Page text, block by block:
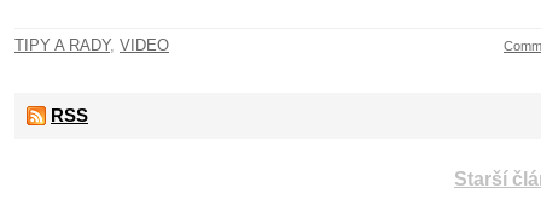
TIPY A RADY, VIDEO
RSS
Starší